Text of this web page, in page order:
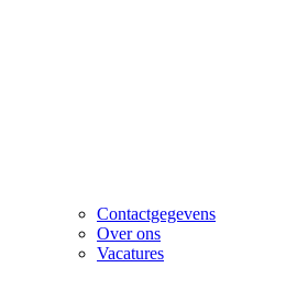
Contactgegevens
Over ons
Vacatures